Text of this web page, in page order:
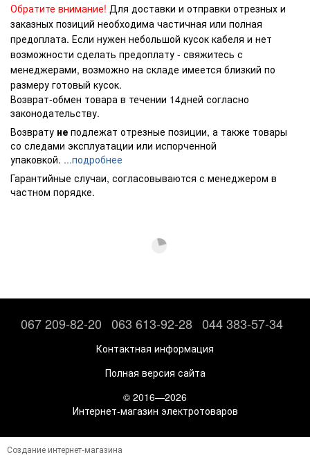
Обратите внимание! Для доставки и отправки отрезных и
заказных позиций необходима частичная или полная
предоплата. Если нужен небольшой кусок кабеля и нет
возможности сделать предоплату - свяжитесь с
менеджерами, возможно на складе имеется близкий по
размеру готовый кусок.
Возврат-обмен товара в течении 14дней согласно
законодательству.
Возврату не подлежат отрезные позиции, а также товары
со следами эксплуатации или испорченной
упаковкой. ...подробнее
Гарантийные случаи, согласовываются с менеджером в
частном порядке.
067 209-82-20 063 613-92-28 044 383-57-34
Контактная информация
Полная версия сайта
© 2016—2026
Интернет-магазин электротоваров
Создание интернет-магазина